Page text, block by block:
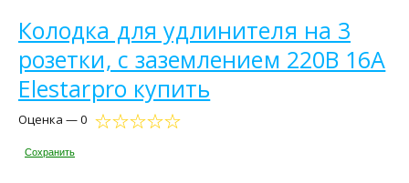
Колодка для удлинителя на 3
розетки, с заземлением 220В 16А
Elestarpro купить
Оценка — 0
Сохранить